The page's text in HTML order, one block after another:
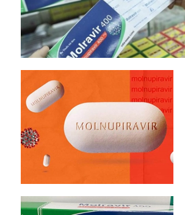
ASEAN
Argentina
Ai
Azovstal